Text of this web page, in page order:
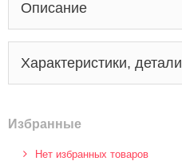
Описание
Характеристики, детали
Избранные
Нет избранных товаров